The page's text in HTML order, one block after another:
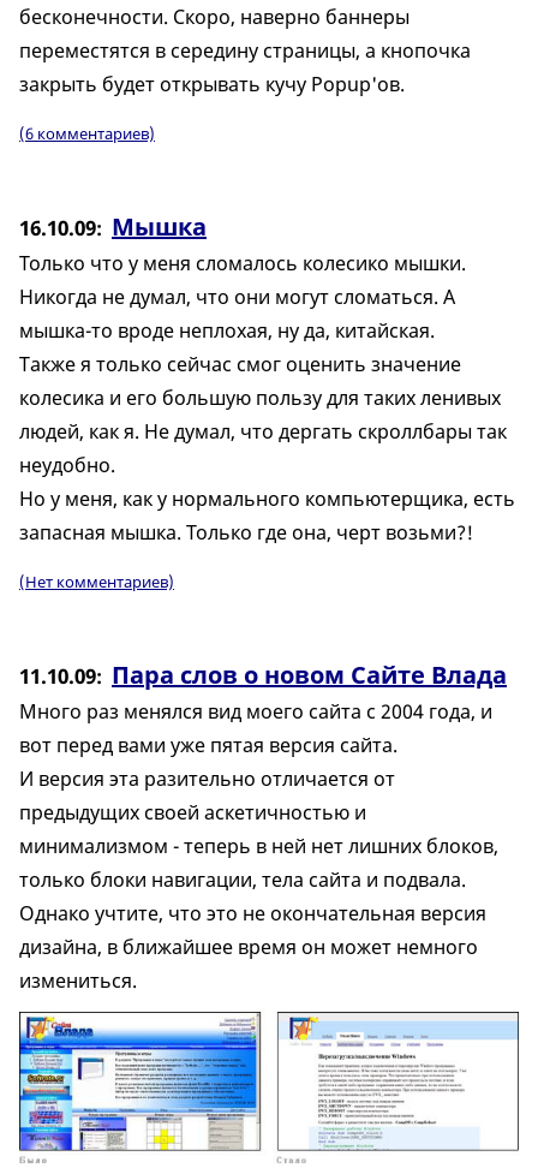
бесконечности. Скоро, наверно баннеры
переместятся в середину страницы, а кнопочка
закрыть будет открывать кучу Popup'ов.
(6 комментариев)
16.10.09 Мышка
Только что у меня сломалось колесико мышки.
Никогда не думал, что они могут сломаться. А
мышка-то вроде неплохая, ну да, китайская.
Также я только сейчас смог оценить значение
колесика и его большую пользу для таких ленивых
людей, как я. Не думал, что дергать скроллбары так
неудобно.
Но у меня, как у нормального компьютерщика, есть
запасная мышка. Только где она, черт возьми?!
(Нет комментариев)
11.10.09 Пара слов о новом Сайте Влада
Много раз менялся вид моего сайта с 2004 года, и
вот перед вами уже пятая версия сайта.
И версия эта разительно отличается от
предыдущих своей аскетичностью и
минимализмом - теперь в ней нет лишних блоков,
только блоки навигации, тела сайта и подвала.
Однако учтите, что это не окончательная версия
дизайна, в ближайшее время он может немного
измениться.